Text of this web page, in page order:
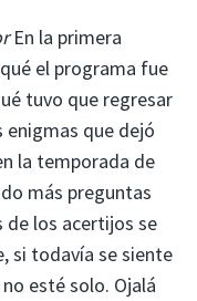
En la primera
el programa fue
tuvo que regresar
enigmas que dejó
la temporada de
más preguntas
de los acertijos se
si todavía se siente
esté solo. Ojalá